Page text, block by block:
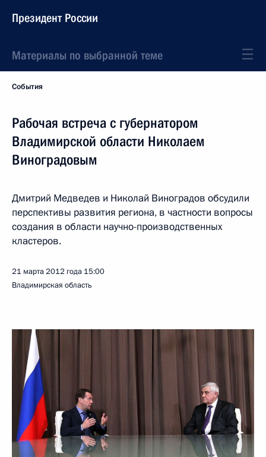
Президент России
Материалы по выбранной теме
События
Рабочая встреча с губернатором
Владимирской области Николаем
Виноградовым
Дмитрий Медведев и Николай Виноградов обсудили
перспективы развития региона, в частности вопросы
создания в области научно-производственных
кластеров.
21 марта 2012 года 15:00
Владимирская область